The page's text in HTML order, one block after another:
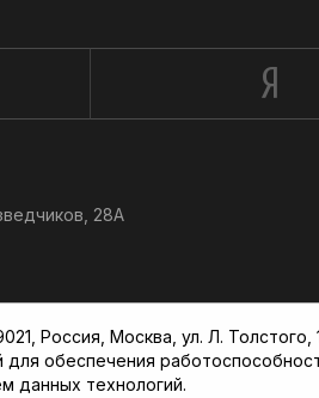
28А
Россия, Москва, ул. Л. Толстого,
обеспечения
данных технологий.